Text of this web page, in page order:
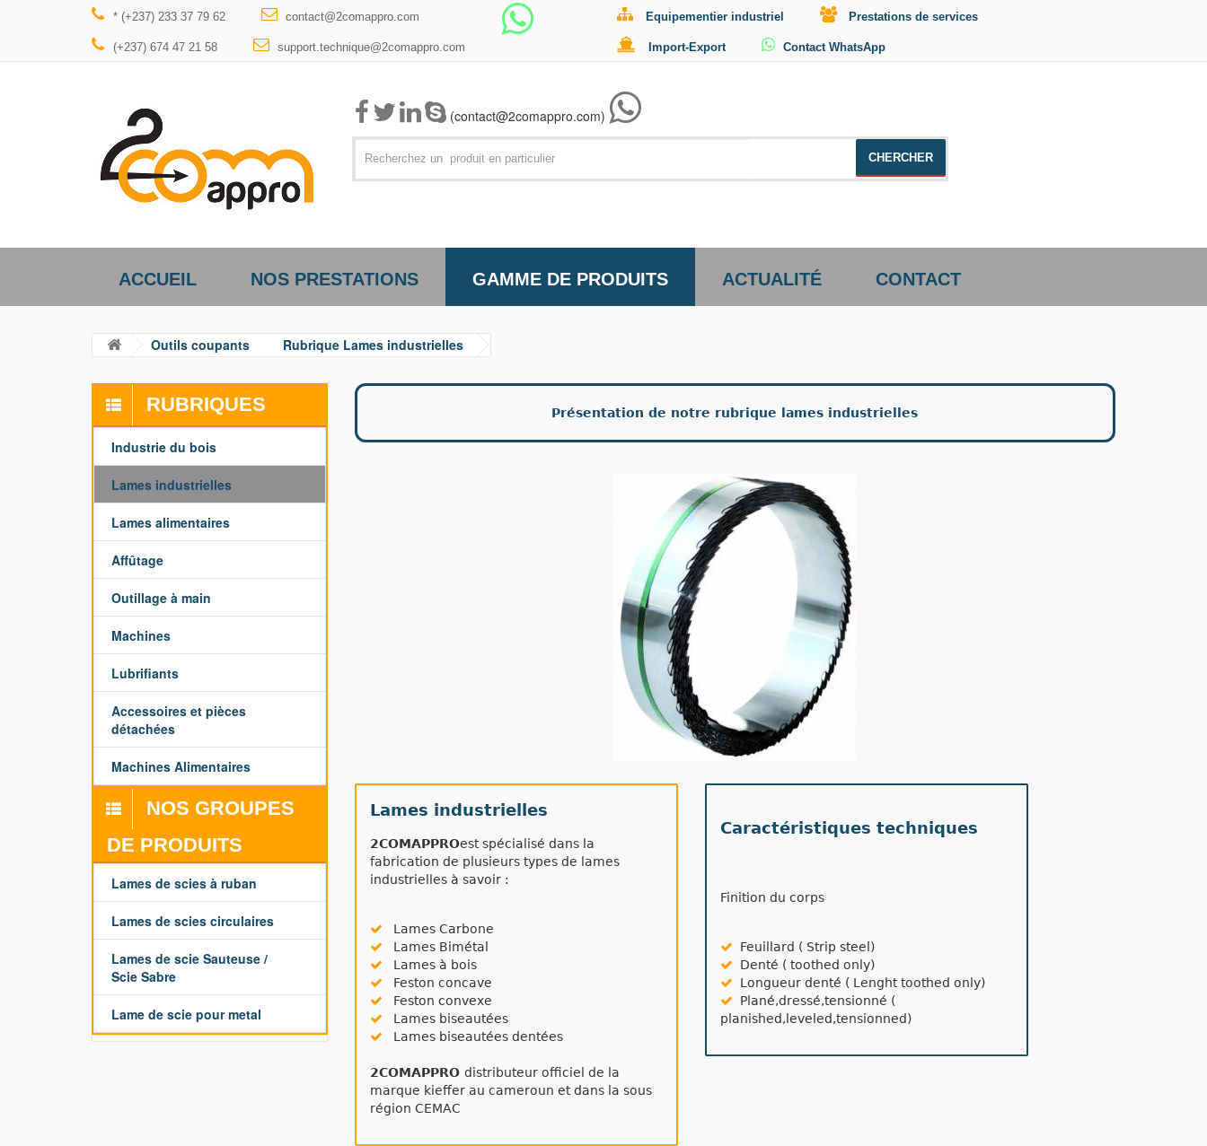
* (+237) 233 37 79 62 contact@2comappro.com
(+237) 674 47 21 58 support.technique@2comappro.com
Equipementier industriel Prestations de services
Import-Export Contact WhatsApp
(contact@2comappro.com)
ACCUEIL NOS PRESTATIONS GAMME DE PRODUITS ACTUALITÉ CONTACT
Outils coupants Rubrique Lames industrielles
RUBRIQUES
Industrie du bois
Lames industrielles
Lames alimentaires
Affûtage
Outillage à main
Machines
Lubrifiants
Accessoires et pièces
détachées
Machines Alimentaires
NOS GROUPES
DE PRODUITS
Lames de scies à ruban
Lames de scies circulaires
Lames de scie Sauteuse /
Scie Sabre
Lame de scie pour metal
Présentation de notre rubrique lames industrielles
Lames industrielles
2COMAPPROest spécialisé dans la
fabrication de plusieurs types de lames
industrielles à savoir :
Lames Carbone
Lames Bimétal
Lames à bois
Feston concave
Feston convexe
Lames biseautées
Lames biseautées dentées
2COMAPPRO distributeur officiel de la
marque kieffer au cameroun et dans la sous
région CEMAC
Caractéristiques techniques
Finition du corps
Feuillard ( Strip steel)
Denté ( toothed only)
Longueur denté ( Lenght toothed only)
Plané,dressé,tensionné (
planished,leveled,tensionned)